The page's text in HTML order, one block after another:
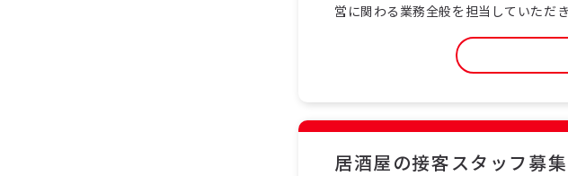
営に関わる業務全般を担当していただ
し、安心して働ける環境です。未経験
ら学べます。正社員として安定した雇
居酒屋の接客スタッフ募